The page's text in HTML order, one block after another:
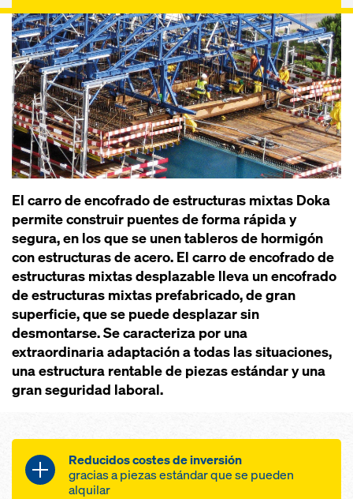
El carro de encofrado de estructuras mixtas Doka
permite construir puentes de forma rápida y
segura, en los que se unen tableros de hormigón
con estructuras de acero. El carro de encofrado de
estructuras mixtas desplazable lleva un encofrado
de estructuras mixtas prefabricado, de gran
superficie, que se puede desplazar sin
desmontarse. Se caracteriza por una
extraordinaria adaptación a todas las situaciones,
una estructura rentable de piezas estándar y una
gran seguridad laboral.
Reducidos costes de inversión
gracias a piezas estándar que se pueden
alquilar